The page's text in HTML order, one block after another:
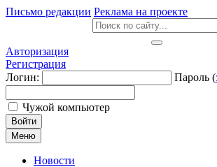
Письмо редакции Реклама на проекте
Авторизация
Регистрация
Логин:
Пароль (
Чужой компьютер
Войти
Меню
Новости